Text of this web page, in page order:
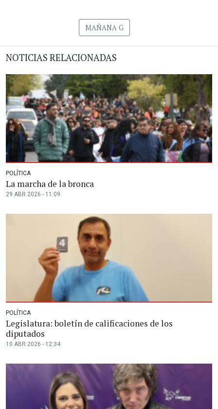
MAÑANA G
NOTICIAS RELACIONADAS
POLÍTICA
La marcha de la bronca
29 ABR 2026 - 11:09
POLÍTICA
Legislatura: boletín de calificaciones de los
diputados
10 ABR 2026 - 12:34